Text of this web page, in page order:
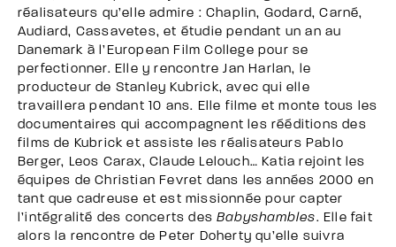
réalisateurs qu’elle admire : Chaplin, Godard, Carné,
Audiard, Cassavetes, et étudie pendant un an au
Danemark à l’European Film College pour se
perfectionner. Elle y rencontre Jan Harlan, le
producteur de Stanley Kubrick, avec qui elle
travaillera pendant 10 ans. Elle filme et monte tous les
documentaires qui accompagnent les rééditions des
films de Kubrick et assiste les réalisateurs Pablo
Berger, Leos Carax, Claude Lelouch… Katia rejoint les
équipes de Christian Fevret dans les années 2000 en
tant que cadreuse et est missionnée pour capter
l’intégralité des concerts desBabyshambles. Elle fait
alors la rencontre de Peter Doherty qu’elle suivra